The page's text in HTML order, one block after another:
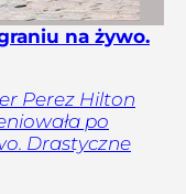
na żywo.
Perez Hilton
po
Drastyczne